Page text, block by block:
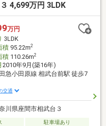
4,699万円 3LDK
万円
3LDK
積95.22m2
積110.26m2
2010年9月(築16年)
急小田原線 相武台前駅 徒歩7
交通
川県座間市相武台３
駐車場あり